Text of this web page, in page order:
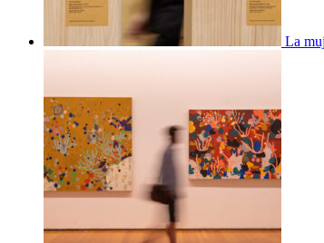
La